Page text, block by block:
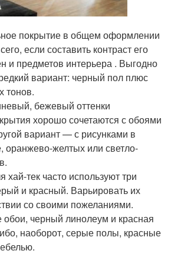
покрытие в общем оформлении
если составить контраст его
и предметов интерьера . Выгодно
вариант: черный пол плюс
тонов.
бежевый оттенки
хорошо сочетаются с обоями
вариант — с рисунками в
оранжево-желтых или светло-
хай-тек часто используют три
и красный. Варьировать их
со своими пожеланиями.
черный линолеум и красная
наоборот, серые полы, красные